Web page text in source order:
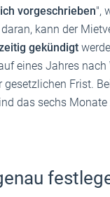
vorgeschrieben",
kann der
gekündigt
eines Jahres nach
gesetzlichen Frist.
das sechs Monate